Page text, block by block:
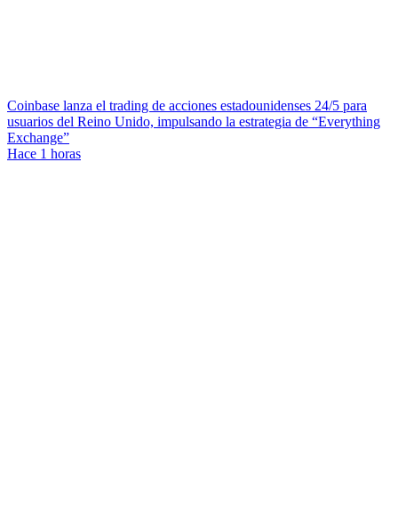
Coinbase lanza el trading de acciones estadounidenses 24/5 para
usuarios del Reino Unido, impulsando la estrategia de “Everything
Exchange”
Hace 1 horas